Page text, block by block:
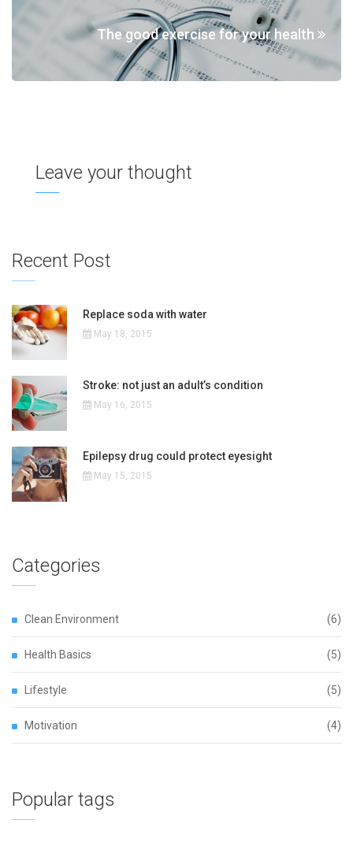
The good exercise for your health
Leave your thought
Recent Post
Replace soda with water
May 18, 2015
Stroke: not just an adult’s condition
May 16, 2015
Epilepsy drug could protect eyesight
May 15, 2015
Categories
Clean Environment (6)
Health Basics (5)
Lifestyle (5)
Motivation (4)
Popular tags